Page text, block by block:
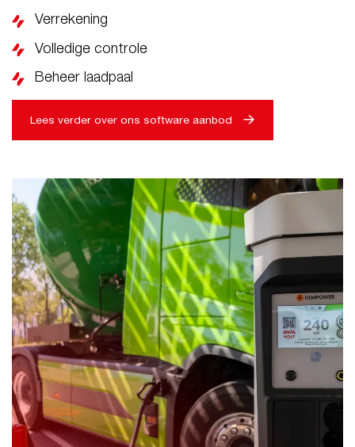
Verrekening
Volledige controle
Beheer laadpaal
Lees verder over ons software aanbod